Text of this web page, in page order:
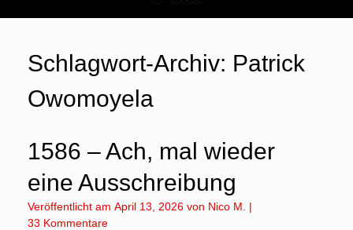
Schlagwort-Archiv: Patrick
Owomoyela
1586 – Ach, mal wieder
eine Ausschreibung
Veröffentlicht am April 13, 2026 von Nico M.
|
33 Kommentare